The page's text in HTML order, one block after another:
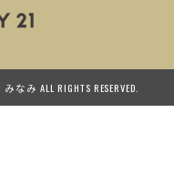
み ALL RIGHTS RESERVED.